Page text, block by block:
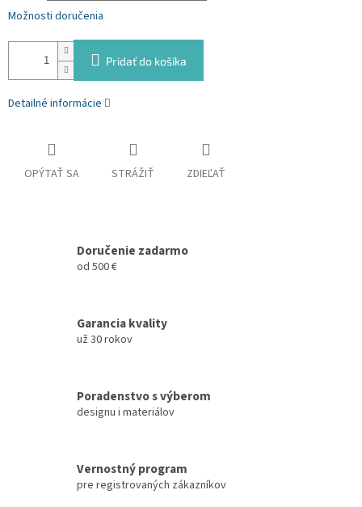
Možnosti doručenia
Pridať do košíka
Detailné informácie
OPÝTAŤ SA STRÁŽIŤ ZDIEĽAŤ
Doručenie zadarmo
od 500 €
Garancia kvality
už 30 rokov
Poradenstvo s výberom
designu i materiálov
Vernostný program
pre registrovaných zákazníkov